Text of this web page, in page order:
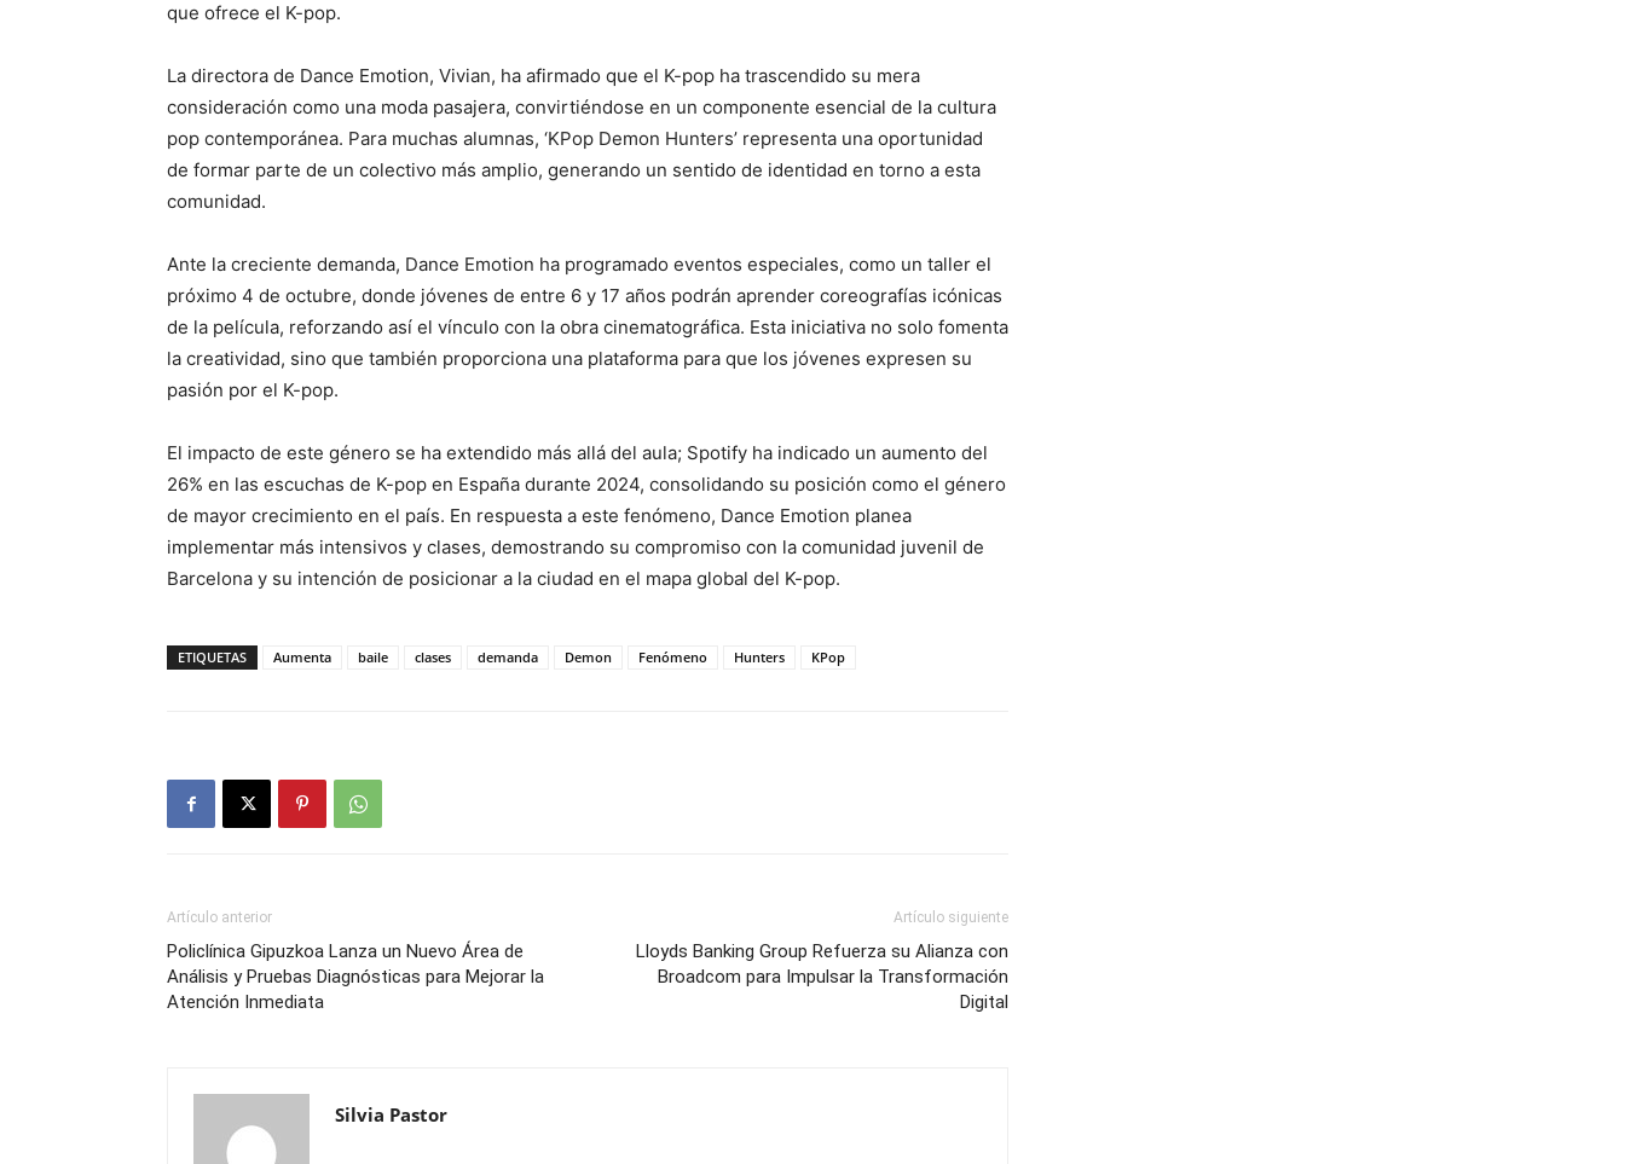
que ofrece el K-pop.
La directora de Dance Emotion, Vivian, ha afirmado que el K-pop ha trascendido su mera
consideración como una moda pasajera, convirtiéndose en un componente esencial de la cultura
pop contemporánea. Para muchas alumnas, ‘KPop Demon Hunters’ representa una oportunidad
de formar parte de un colectivo más amplio, generando un sentido de identidad en torno a esta
comunidad.
Ante la creciente demanda, Dance Emotion ha programado eventos especiales, como un taller el
próximo 4 de octubre, donde jóvenes de entre 6 y 17 años podrán aprender coreografías icónicas
de la película, reforzando así el vínculo con la obra cinematográfica. Esta iniciativa no solo fomenta
la creatividad, sino que también proporciona una plataforma para que los jóvenes expresen su
pasión por el K-pop.
El impacto de este género se ha extendido más allá del aula; Spotify ha indicado un aumento del
26% en las escuchas de K-pop en España durante 2024, consolidando su posición como el género
de mayor crecimiento en el país. En respuesta a este fenómeno, Dance Emotion planea
implementar más intensivos y clases, demostrando su compromiso con la comunidad juvenil de
Barcelona y su intención de posicionar a la ciudad en el mapa global del K-pop.
ETIQUETAS Aumenta baile clases demanda Demon Fenómeno Hunters KPop
Artículo anterior
Policlínica Gipuzkoa Lanza un Nuevo Área de
Análisis y Pruebas Diagnósticas para Mejorar la
Atención Inmediata
Artículo siguiente
Lloyds Banking Group Refuerza su Alianza con
Broadcom para Impulsar la Transformación
Digital
Silvia Pastor